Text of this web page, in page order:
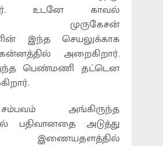
உடனே காவல்
முருகேசன்
இந்த செயலுக்காக
அறைகிறார்.
பெண்மணி தட்டென
அங்கிருந்த
பதிவானதை அடுத்து
இணையதளத்தில்